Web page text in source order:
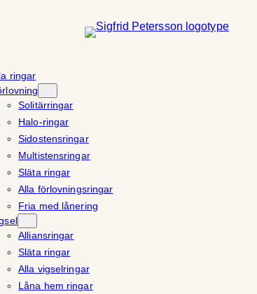
ringar
Solitärringar
Halo-ringar
Sidostensringar
Multistensringar
Släta ringar
Alla förlovningsringar
Fria med lånering
Alliansringar
Släta ringar
Alla vigselringar
Låna hem ringar